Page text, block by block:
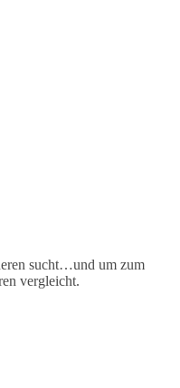
sucht…und um zum
vergleicht.